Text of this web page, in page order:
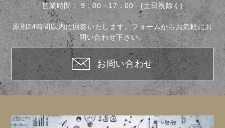
営業時間：9：00－17：00 (土日祝除く)
原則24時間以内に回答いたします。フォームからお気軽にお
問い合わせ下さい。
お問い合わせ